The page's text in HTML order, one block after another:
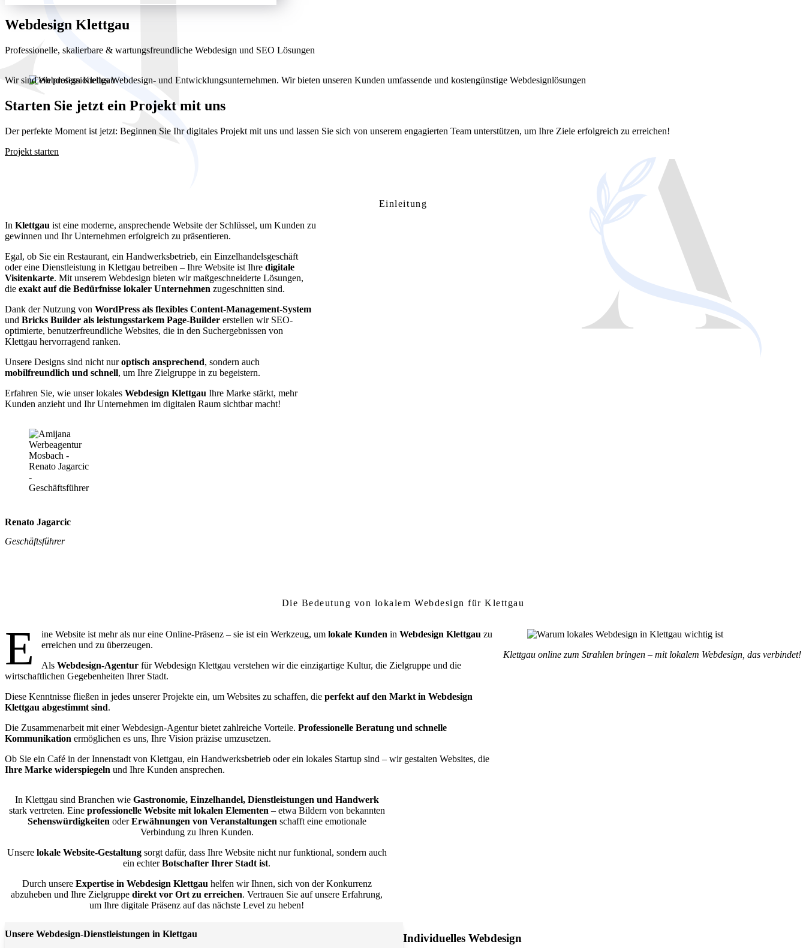
Webdesign Klettgau
Professionelle, skalierbare & wartungsfreundliche Webdesign und SEO Lösungen
Wir sind ein professionelles Webdesign- und Entwicklungsunternehmen. Wir bieten unseren Kunden umfassende und kostengünstige Webdesignlösungen
Starten Sie jetzt ein Projekt mit uns
Der perfekte Moment ist jetzt: Beginnen Sie Ihr digitales Projekt mit uns und lassen Sie sich von unserem engagierten Team unterstützen, um Ihre Ziele erfolgreich zu erreichen!
Projekt starten
Webdesign Klettgau: Ihre professionelle Website für lokalen Erfolg
Einleitung
In Klettgau ist eine moderne, ansprechende Website der Schlüssel, um Kunden zu
gewinnen und Ihr Unternehmen erfolgreich zu präsentieren.
Egal, ob Sie ein Restaurant, ein Handwerksbetrieb, ein Einzelhandelsgeschäft
oder eine Dienstleistung in Klettgau betreiben – Ihre Website ist Ihre digitale
Visitenkarte. Mit unserem Webdesign bieten wir maßgeschneiderte Lösungen,
die exakt auf die Bedürfnisse lokaler Unternehmen zugeschnitten sind.
Dank der Nutzung von WordPress als flexibles Content-Management-System
und Bricks Builder als leistungsstarkem Page-Builder erstellen wir SEO-
optimierte, benutzerfreundliche Websites, die in den Suchergebnissen von
Klettgau hervorragend ranken.
Unsere Designs sind nicht nuroptisch ansprechend, sondern auch
mobilfreundlich und schnell, um Ihre Zielgruppe in zu begeistern.
Erfahren Sie, wie unser lokales Webdesign Klettgau Ihre Marke stärkt, mehr
Kunden anzieht und Ihr Unternehmen im digitalen Raum sichtbar macht!
Renato Jagarcic
Geschäftsführer
Die Bedeutung von lokalem Webdesign für Klettgau
E ine Website ist mehr als nur eine Online-Präsenz – sie ist ein Werkzeug, um lokale Kunden in Webdesign Klettgau zu
erreichen und zu überzeugen.
Als Webdesign-Agentur für Webdesign Klettgau verstehen wir die einzigartige Kultur, die Zielgruppe und die
wirtschaftlichen Gegebenheiten Ihrer Stadt.
Diese Kenntnisse fließen in jedes unserer Projekte ein, um Websites zu schaffen, die perfekt auf den Markt in Webdesign
Klettgau abgestimmt sind.
Die Zusammenarbeit mit einer Webdesign-Agentur bietet zahlreiche Vorteile. Professionelle Beratung und schnelle
Kommunikation ermöglichen es uns, Ihre Vision präzise umzusetzen.
Ob Sie ein Café in der Innenstadt von Klettgau, ein Handwerksbetrieb oder ein lokales Startup sind – wir gestalten Websites, die
Ihre Marke widerspiegeln und Ihre Kunden ansprechen.
Klettgau online zum Strahlen bringen – mit lokalem Webdesign, das verbindet!
In Klettgau sind Branchen wie Gastronomie, Einzelhandel, Dienstleistungen und Handwerk
stark vertreten. Eine professionelle Website mit lokalen Elementen – etwa Bildern von bekannten
Sehenswürdigkeiten oderErwähnungen von Veranstaltungen schafft eine emotionale
Verbindung zu Ihren Kunden.
Unsere lokale Website-Gestaltungsorgt dafür, dass Ihre Website nicht nur funktional, sondern auch
ein echterBotschafter Ihrer Stadt ist.
Durch unsere Expertise in Webdesign Klettgau helfen wir Ihnen, sich von der Konkurrenz
abzuheben und Ihre Zielgruppe direkt vor Ort zu erreichen. Vertrauen Sie auf unsere Erfahrung,
um Ihre digitale Präsenz auf das nächste Level zu heben!
Unsere Webdesign-Dienstleistungen in Klettgau Individuelles Webdesign